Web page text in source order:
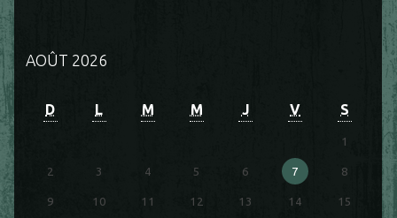
AOÛT 2026
D L M M J V S
1
2 3 4 5 6 7 8
9 10 11 12 13 14 15